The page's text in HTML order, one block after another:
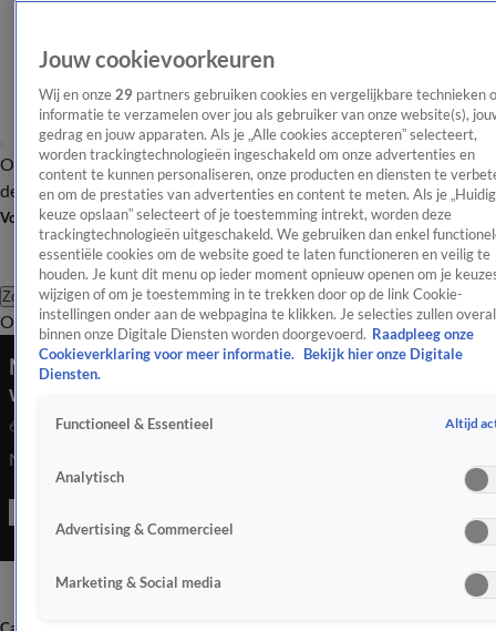
OverzichtAfleveringen Entertainment TV Algemeen
Tip
de redactieNieuwsbrief
Volg Shownieuws
Zoeken
OverzichtEntertainmentSpraakmakendRealityCrimeVideo's
Nieuwe versie musical Sting krijgt
wereldpremière in Carré
6 juni 2025, 08:39
Nieuwe versie musical Sting krijgt wereldpremière in Carré
Jouw cookievoorkeuren
Wij en onze 29 partners gebruiken cookies en vergelijkbare technieken
informatie te verzamelen over jou als gebruiker van onze website(s),
gedrag en jouw apparaten. Als je „Alle cookies accepteren” selecteert,
worden trackingtechnologieën ingeschakeld om onze advertenties en
content te kunnen personaliseren, onze producten en diensten te
en om de prestaties van advertenties en content te meten. Als je
keuze opslaan” selecteert of je toestemming intrekt, worden deze
trackingtechnologieën uitgeschakeld. We gebruiken dan enkel
essentiële cookies om de website goed te laten functioneren en veilig te
houden. Je kunt dit menu op ieder moment opnieuw openen om je
wijzigen of om je toestemming in te trekken door op de link Cookie-
instellingen onder aan de webpagina te klikken. Je selecties zullen overal
binnen onze Digitale Diensten worden doorgevoerd. Raadpleeg onze
Cookieverklaring voor meer informatie.
Bekijk hier onze Digitale
Diensten.
Functioneel & Essentieel Altijd
Analytisch
Advertising & Commercieel
Marketing & Social media